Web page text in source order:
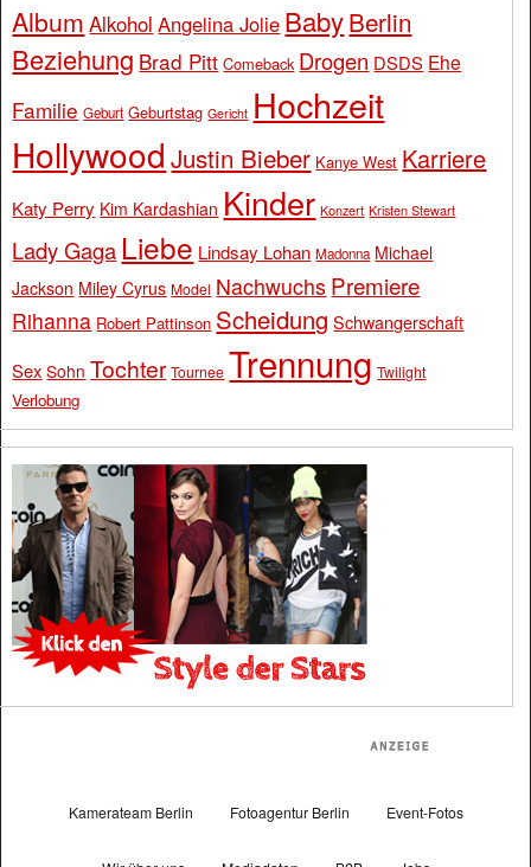
Album Alkohol Angelina Jolie BabyBerlin
Beziehung Brad Pitt Comeback Drogen DSDS Ehe
Familie Geburt Geburtstag Gericht Hochzeit
Hollywood Justin Bieber Kanye West Karriere
Katy Perry Kim Kardashian Kinder Konzert Kristen Stewart
Lady Gaga Liebe Lindsay Lohan Madonna Michael
Jackson Miley Cyrus Model Nachwuchs Premiere
Rihanna Robert Pattinson Scheidung Schwangerschaft
Sex Sohn Tochter Tournee Trennung Twilight
Verlobung
Kamerateam Berlin Fotoagentur Berlin Event-Fotos